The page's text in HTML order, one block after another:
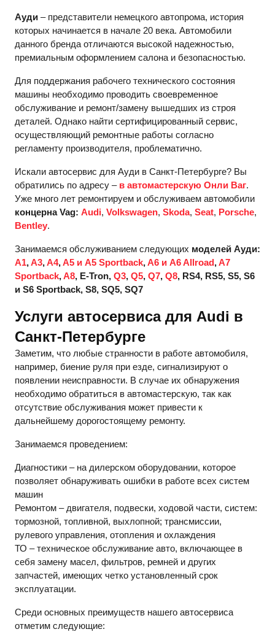
Ауди – представители немецкого автопрома, история
которых начинается в начале 20 века. Автомобили
данного бренда отличаются высокой надежностью,
премиальным оформлением салона и безопасностью.
Для поддержания рабочего технического состояния
машины необходимо проводить своевременное
обслуживание и ремонт/замену вышедших из строя
деталей. Однако найти сертифицированный сервис,
осуществляющий ремонтные работы согласно
регламенту производителя, проблематично.
Искали автосервис для Ауди в Санкт-Петербурге? Вы
обратились по адресу – в автомастерскую Онли Ваг.
Уже много лет ремонтируем и обслуживаем автомобили
концерна Vag: Audi, Volkswagen, Skoda, Seat, Porsche,
Bentley.
Занимаемся обслуживанием следующих моделей Ауди:
A1,A3,A4,A5 и A5 Sportback,A6 и A6 Allroad,A7
Sportback,A8, E-Tron, Q3, Q5, Q7, Q8, RS4, RS5, S5, S6
и S6 Sportback, S8, SQ5, SQ7
Услуги автосервиса для Audi в
Санкт-Петербурге
Заметим, что любые странности в работе автомобиля,
например, биение руля при езде, сигнализируют о
появлении неисправности. В случае их обнаружения
необходимо обратиться в автомастерскую, так как
отсутствие обслуживания может привести к
дальнейшему дорогостоящему ремонту.
Занимаемся проведением:
Диагностики – на дилерском оборудовании, которое
позволяет обнаруживать ошибки в работе всех систем
машин
Ремонтом – двигателя, подвески, ходовой части, систем:
тормозной, топливной, выхлопной; трансмиссии,
рулевого управления, отопления и охлаждения
ТО – техническое обслуживание авто, включающее в
себя замену масел, фильтров, ремней и других
запчастей, имеющих четко установленный срок
эксплуатации.
Среди основных преимуществ нашего автосервиса
отметим следующие: